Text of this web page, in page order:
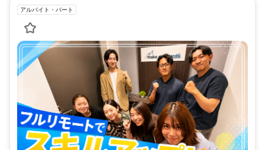
アルバイト・パート